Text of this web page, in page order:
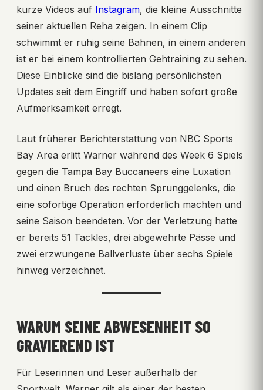
kurze Videos auf Instagram, die kleine Ausschnitte
seiner aktuellen Reha zeigen. In einem Clip
schwimmt er ruhig seine Bahnen, in einem anderen
ist er bei einem kontrollierten Gehtraining zu sehen.
Diese Einblicke sind die bislang persönlichsten
Updates seit dem Eingriff und haben sofort große
Aufmerksamkeit erregt.
Laut früherer Berichterstattung von NBC Sports
Bay Area erlitt Warner während des Week 6 Spiels
gegen die Tampa Bay Buccaneers eine Luxation
und einen Bruch des rechten Sprunggelenks, die
eine sofortige Operation erforderlich machten und
seine Saison beendeten. Vor der Verletzung hatte
er bereits 51 Tackles, drei abgewehrte Pässe und
zwei erzwungene Ballverluste über sechs Spiele
hinweg verzeichnet.
WARUM SEINE ABWESENHEIT SO
GRAVIEREND IST
Für Leserinnen und Leser außerhalb der